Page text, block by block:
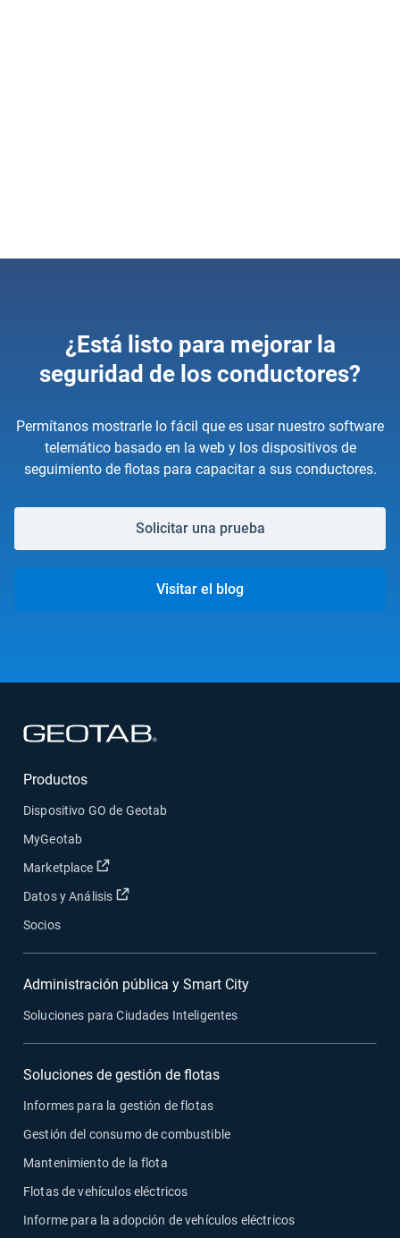
¿Está listo para mejorar la
seguridad de los conductores?
Permítanos mostrarle lo fácil que es usar nuestro software
telemático basado en la web y los dispositivos de
seguimiento de flotas para capacitar a sus conductores.
Solicitar una prueba
Visitar el blog
Productos
Dispositivo GO de Geotab
MyGeotab
Marketplace
Abrir en una nueva ventana
Datos y Análisis Abrir en una nueva ventana
Socios
Administración pública y Smart City
Soluciones para Ciudades Inteligentes
Soluciones de gestión de flotas
Informes para la gestión de flotas
Gestión del consumo de combustible
Mantenimiento de la flota
Flotas de vehículos eléctricos
Informe para la adopción de vehículos eléctricos